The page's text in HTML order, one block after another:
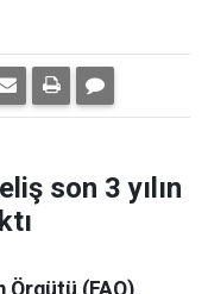
son 3 yılın
Örgütü (FAO),